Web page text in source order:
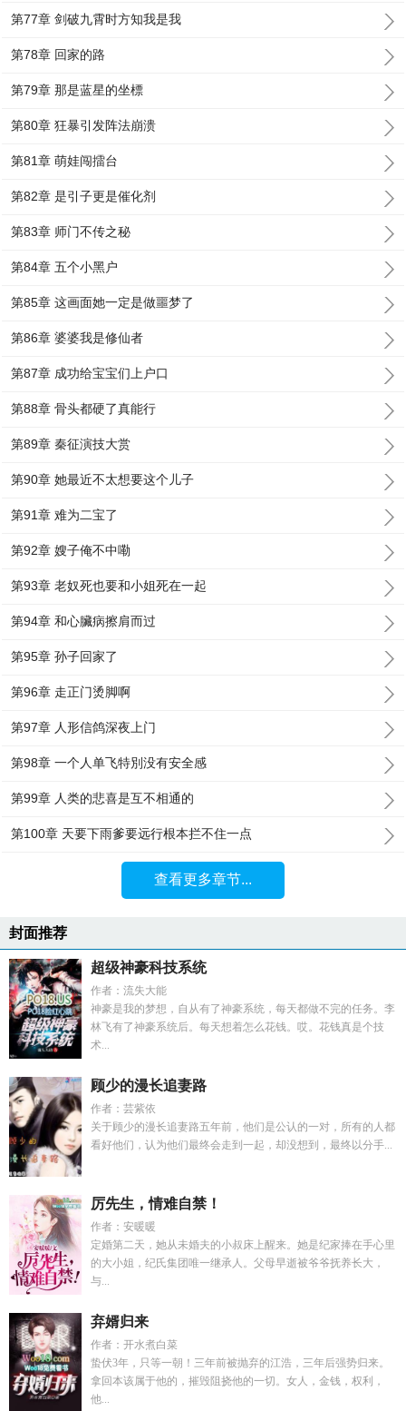
第77章 剑破九霄时方知我是我
第78章 回家的路
第79章 那是蓝星的坐標
第80章 狂暴引发阵法崩溃
第81章 萌娃闯擂台
第82章 是引子更是催化剂
第83章 师门不传之秘
第84章 五个小黑户
第85章 这画面她一定是做噩梦了
第86章 婆婆我是修仙者
第87章 成功给宝宝们上户口
第88章 骨头都硬了真能行
第89章 秦征演技大赏
第90章 她最近不太想要这个儿子
第91章 难为二宝了
第92章 嫂子俺不中嘞
第93章 老奴死也要和小姐死在一起
第94章 和心臟病擦肩而过
第95章 孙子回家了
第96章 走正门烫脚啊
第97章 人形信鸽深夜上门
第98章 一个人单飞特別没有安全感
第99章 人类的悲喜是互不相通的
第100章 天要下雨爹要远行根本拦不住一点
查看更多章节...
封面推荐
超级神豪科技系统
作者：流失大能
神豪是我的梦想，自从有了神豪系统，每天都做不完的任务。李
林飞有了神豪系统后。每天想着怎么花钱。哎。花钱真是个技
术...
顾少的漫长追妻路
作者：芸紫依
关于顾少的漫长追妻路五年前，他们是公认的一对，所有的人都
看好他们，认为他们最终会走到一起，却没想到，最终以分手...
厉先生，情难自禁！
作者：安暖暖
定婚第二天，她从未婚夫的小叔床上醒来。她是纪家捧在手心里
的大小姐，纪氏集团唯一继承人。父母早逝被爷爷抚养长大，
与...
弃婿归来
作者：开水煮白菜
蛰伏3年，只等一朝！三年前被抛弃的江浩，三年后强势归来。
拿回本该属于他的，摧毁阻挠他的一切。女人，金钱，权利，
他...